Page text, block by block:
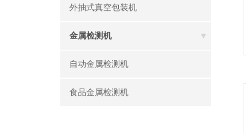
外抽式真空包装机
金属检测机
自动金属检测机
食品金属检测机